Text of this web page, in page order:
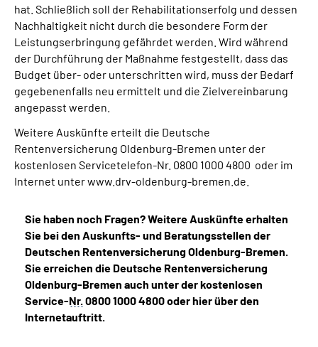
hat. Schließlich soll der Rehabilitationserfolg und dessen
Nachhaltigkeit nicht durch die besondere Form der
Leistungserbringung gefährdet werden. Wird während
der Durchführung der Maßnahme festgestellt, dass das
Budget über- oder unterschritten wird, muss der Bedarf
gegebenenfalls neu ermittelt und die Zielvereinbarung
angepasst werden.
Weitere Auskünfte erteilt die Deutsche
Rentenversicherung Oldenburg-Bremen unter der
kostenlosen Servicetelefon-Nr. 0800 1000 4800 oder im
Internet unter www.drv-oldenburg-bremen.de.
Sie haben noch Fragen? Weitere Auskünfte erhalten
Sie bei den Auskunfts- und Beratungsstellen der
Deutschen Rentenversicherung Oldenburg-Bremen.
Sie erreichen die Deutsche Rentenversicherung
Oldenburg-Bremen auch unter der kostenlosen
Service-Nr.0800 1000 4800 oder hier über den
Internetauftritt.